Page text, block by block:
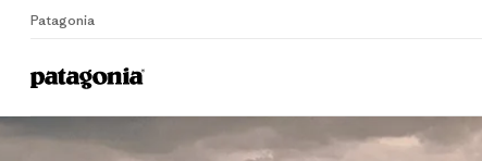
Patagonia
Home